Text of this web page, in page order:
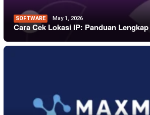
SOFTWARE May 1, 2026
Cara Cek Lokasi IP: Panduan